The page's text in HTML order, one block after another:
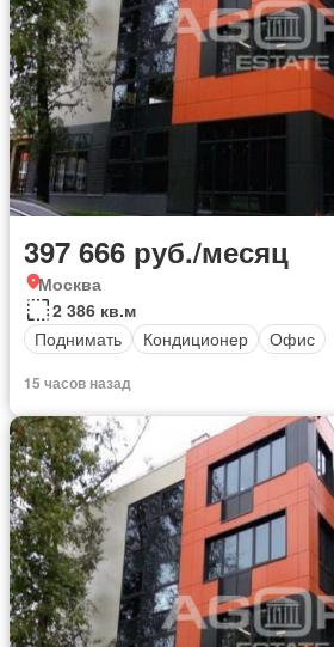
397 666 руб./месяц
Москва
2 386 кв.м
Поднимать
Кондиционер Офис
15 часов назад